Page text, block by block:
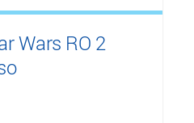
Wars RO 2